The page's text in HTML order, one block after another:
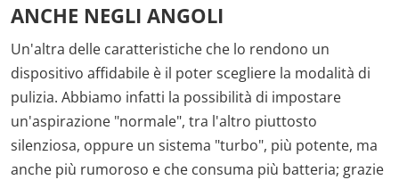
ANCHE NEGLI ANGOLI
Un'altra delle caratteristiche che lo rendono un
dispositivo affidabile è il poter scegliere la modalità di
pulizia. Abbiamo infatti la possibilità di impostare
un'aspirazione "normale", tra l'altro piuttosto
silenziosa, oppure un sistema "turbo", più potente, ma
anche più rumoroso e che consuma più batteria; grazie